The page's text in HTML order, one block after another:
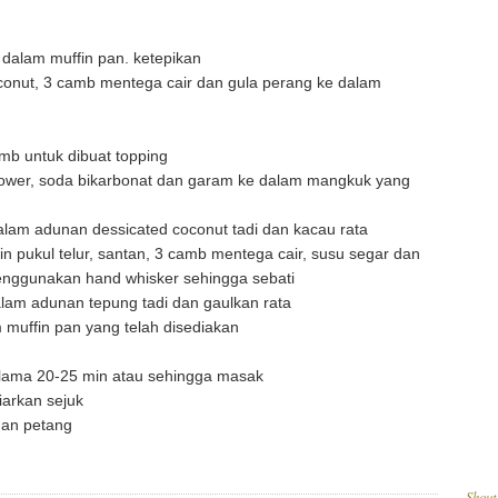
muffin pan. ketepikan
3 camb mentega cair dan gula perang ke dalam
untuk dibuat topping
soda bikarbonat dan garam ke dalam mangkuk yang
adunan dessicated coconut tadi dan kacau rata
pukul telur, santan, 3 camb mentega cair, susu segar dan
hand whisker sehingga sebati
adunan tepung tadi dan gaulkan rata
pan yang telah disediakan
20-25 min atau sehingga masak
sejuk
petang